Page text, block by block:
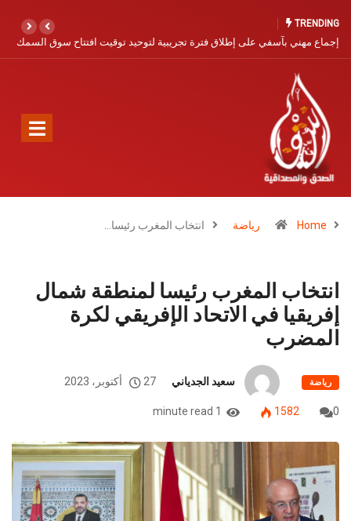
TRENDING
آسفي… مدينة التاريخ والخزف تنتظر نهضة سياحية
Home رياضة انتخاب المغرب رئيسا…
انتخاب المغرب رئيسا لمنطقة شمال
إفريقيا في الاتحاد الإفريقي لكرة
المضرب
رياضة سعيد الجدياني 27 أكتوبر، 2023
0
1582
1 minute read